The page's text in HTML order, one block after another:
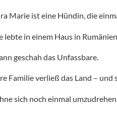
Marie ist eine Hündin, die
lebte in einem Haus in
geschah das Unfassbare.
Familie verließ das Land –
sich noch einmal umzudrehen.